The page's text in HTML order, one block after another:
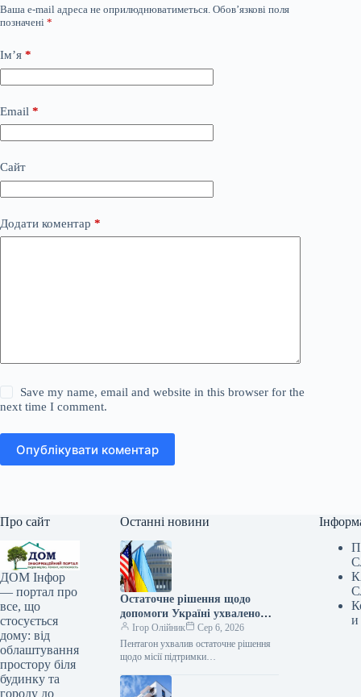
Ваша e-mail адреса не оприлюднюватиметься. Обов’язкові поля
позначені *
Ім’я *
Email *
Сайт
Додати коментар *
Save my name, email and website in this browser for the
next time I comment.
Опублікувати коментар
Про сайт
ДОМ Інфор
— портал про
все, що
стосується
дому: від
облаштування
простору біля
будинку та
городу до
Останні новини
Остаточне рішення щодо
допомоги Україні ухвалено
Пентагоном.
Ігор Олійник
Сер 6, 2026
Пентагон ухвалив остаточне рішення
щодо місії підтримки
Сполучених Штатів доручило
и